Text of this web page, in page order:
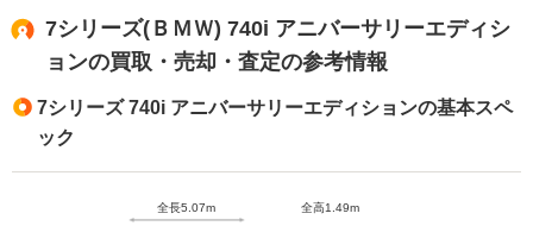
7シリーズ(ＢＭＷ) 740i アニバーサリーエディシ
ョンの買取・売却・査定の参考情報
7シリーズ 740i アニバーサリーエディションの基本スペ
ック
全長5.07m 全高1.49m